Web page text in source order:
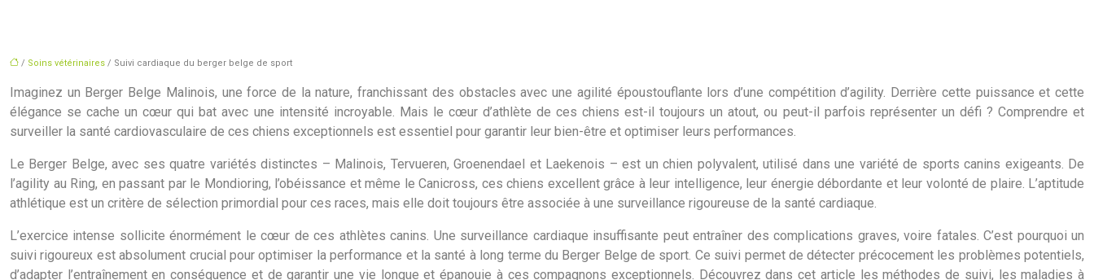
/ Soins vétérinaires / Suivi cardiaque du berger belge de sport
Imaginez un Berger Belge Malinois, une force de la nature, franchissant des obstacles avec une agilité époustouflante lors d’une compétition d’agility. Derrière cette puissance et cette
élégance se cache un cœur qui bat avec une intensité incroyable. Mais le cœur d’athlète de ces chiens est-il toujours un atout, ou peut-il parfois représenter un défi ? Comprendre et
surveiller la santé cardiovasculaire de ces chiens exceptionnels est essentiel pour garantir leur bien-être et optimiser leurs performances.
Le Berger Belge, avec ses quatre variétés distinctes – Malinois, Tervueren, Groenendael et Laekenois – est un chien polyvalent, utilisé dans une variété de sports canins exigeants. De
l’agility au Ring, en passant par le Mondioring, l’obéissance et même le Canicross, ces chiens excellent grâce à leur intelligence, leur énergie débordante et leur volonté de plaire. L’aptitude
athlétique est un critère de sélection primordial pour ces races, mais elle doit toujours être associée à une surveillance rigoureuse de la santé cardiaque.
L’exercice intense sollicite énormément le cœur de ces athlètes canins. Une surveillance cardiaque insuffisante peut entraîner des complications graves, voire fatales. C’est pourquoi un
suivi rigoureux est absolument crucial pour optimiser la performance et la santé à long terme du Berger Belge de sport. Ce suivi permet de détecter précocement les problèmes potentiels,
d’adapter l’entraînement en conséquence et de garantir une vie longue et épanouie à ces compagnons exceptionnels. Découvrez dans cet article les méthodes de suivi, les maladies à